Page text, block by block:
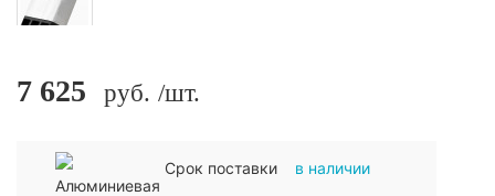
7 625 руб. /шт.
Срок поставки в наличии